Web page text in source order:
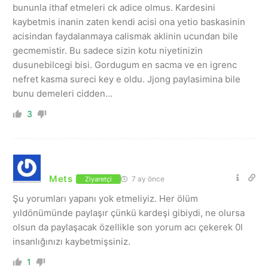
bununla ithaf etmeleri ck adice olmus. Kardesini
kaybetmis inanin zaten kendi acisi ona yetio baskasinin
acisindan faydalanmaya calismak aklinin ucundan bile
gecmemistir. Bu sadece sizin kotu niyetinizin
dusunebilcegi bisi. Gordugum en sacma ve en igrenc
nefret kasma sureci key e oldu. Jjong paylasimina bile
bunu demeleri cidden…
3
Mets Ziyaretçi 7 ay önce
Şu yorumları yapanı yok etmeliyiz. Her ölüm
yıldönümünde paylaşır çünkü kardeşi gibiydi, ne olursa
olsun da paylaşacak özellikle son yorum acı çekerek 0l
insanlığınızı kaybetmişsiniz.
1